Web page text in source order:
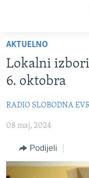
glavni
sadržaj
Pređi
na
glavnu
Idi
pretragu
TV PROGRAM
VIDEO
VIJESTI
SJEDINJENE
BOSNA I
SVIJET
NAUKA I
SPECIJALNI PROJEKTI
KORUPCIJA
AKTUELNO
Lokalni
6. oktobra
RADIO SLOBODNA
08 maj, 2024
Podijeli